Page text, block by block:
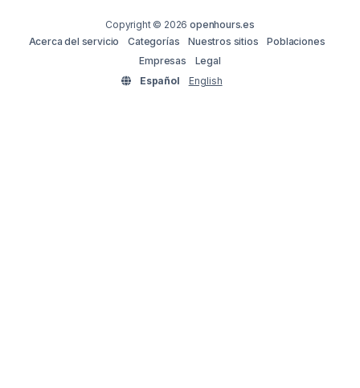
Copyright © 2026openhours.es
Acerca del servicio
Categorías Nuestros sitios
Poblaciones
Empresas
Legal
Español
English